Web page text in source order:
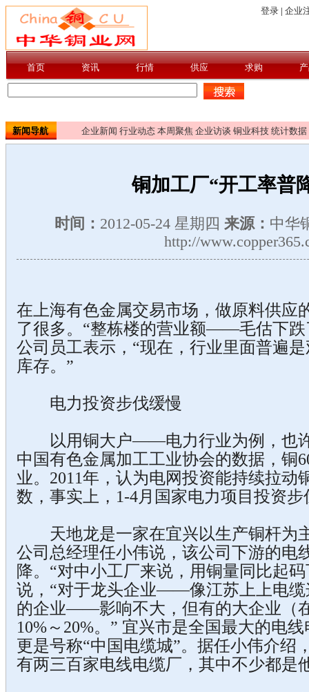
新闻导航 企业新闻 行业动态 本周聚焦 企业访谈 铜业科技 统计数据
铜加工厂“开工率普
时间： 2012-05-24 星期四 来源： 中华
http://
在上海有色金属交易市场，做原料供应
了很多。“整栋楼的营业额——毛估下跌
公司员工表示，“现在，行业里面普遍
库存。”
电力投资步伐缓慢
以用铜大户——电力行业为例，也许
中国有色金属加工工业协会的数据，铜
业。2011年，认为电网投资能持续拉动
数，事实上，1-4月国家电力项目投资
天地龙是一家在宜兴以生产铜杆为
公司总经理任小伟说，该公司下游的电
降。“对中小工厂来说，用铜量同比起
说，“对于龙头企业——像江苏上上电缆
的企业——影响不大，但有的大企业（
10%～20%。” 宜兴市是全国最大的电
更是号称“中国电缆城”。据任小伟介绍
有两三百家电线电缆厂，其中不少都是